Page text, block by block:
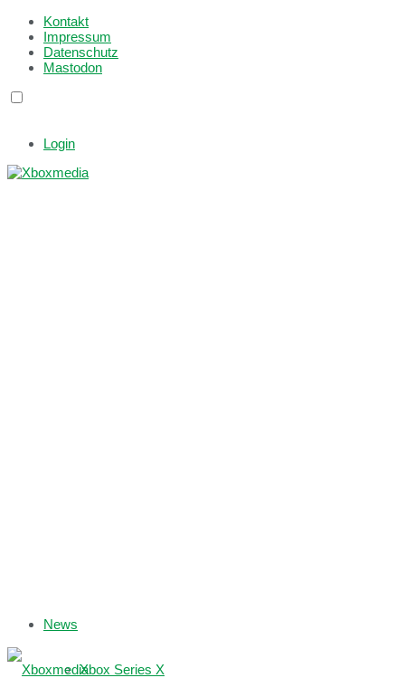
Kontakt
Impressum
Datenschutz
Mastodon
Login
News
Xbox Series X